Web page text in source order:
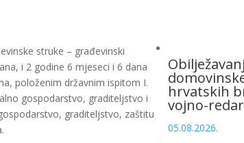
struke – građevinski
i 2 godine 6 mjeseci i 6 dana
položenim državnim ispitom I.
gospodarstvo, graditeljstvo i
graditeljstvo, zaštitu
hrvatskih
vojno-
05.08.2026.